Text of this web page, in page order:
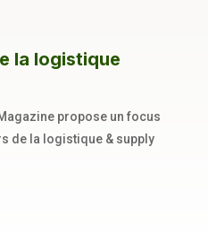
la logistique
propose un focus
de la logistique & supply